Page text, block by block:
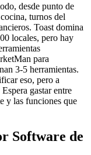
desde punto de
turnos del
Toast domina
locales, pero hay
para
3-5 herramientas.
eso, pero a
gastar entre
y las funciones que
Software de